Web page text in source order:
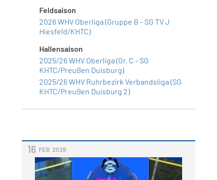
Feldsaison
2026 WHV Oberliga (Gruppe B - SG TV J
Hiesfeld/KHTC)
Hallensaison
2025/26 WHV Oberliga (Gr. C - SG
KHTC/Preußen Duisburg)
2025/26 WHV Ruhrbezirk Verbandsliga (SG
KHTC/Preußen Duisburg 2)
16 FEB 2026